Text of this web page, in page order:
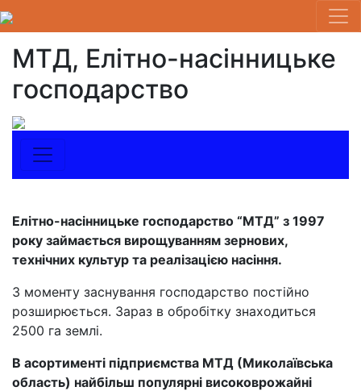
МТД, Елітно-насінницьке
господарство
Елітно-насінницьке господарство “МТД” з 1997
року займається вирощуванням зернових,
технічних культур та реалізацією насіння.
З моменту заснування господарство постійно
розширюється. Зараз в обробітку знаходиться
2500 га землі.
В асортименті підприємства МТД (Миколаївська
область) найбільш популярні високоврожайні